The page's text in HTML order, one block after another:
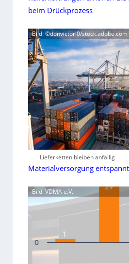
beim Drückprozess
Bild: ©donvictori0/stock.adobe.com
Lieferketten bleiben anfällig
Materialversorgung
Bild: VDMA e.V.